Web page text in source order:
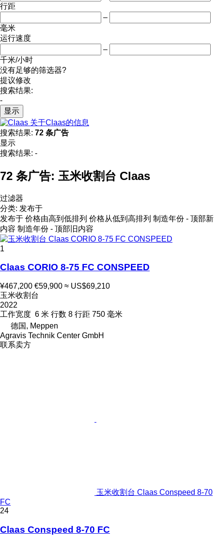
行距
–
毫米
运行速度
–
千米/小时
没有足够的筛选器?
提议修改
搜索结果:
-
显示
关于Claas的信息
搜索结果: 72 条广告
显示
搜索结果: -
72 条广告: 玉米收割台 Claas
过滤器
分类: 发布于
发布于 价格由高到低排列 价格从低到高排列 制造年份 - 顶部新
内容 制造年份 - 顶部旧内容
1
Claas CORIO 8-75 FC CONSPEED
¥467,200 €59,900 ≈ US$69,210
玉米收割台
2022
工作宽度 6 米 行数 8 行距 750 毫米
德国, Meppen
Agravis Technik Center GmbH
联系卖方
玉米收割台 Claas Conspeed 8-70
FC
24
Claas Conspeed 8-70 FC